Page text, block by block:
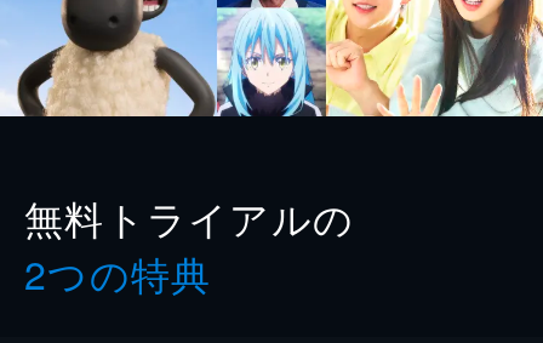
無料トライアルの
2つの特典